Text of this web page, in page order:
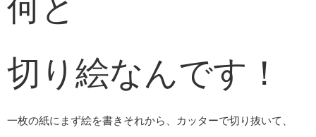
何と
切り絵なんです！
一枚の紙にまず絵を書きそれから、カッターで切り抜いて、